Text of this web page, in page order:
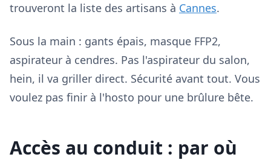
trouveront la liste des artisans à Cannes.
Sous la main : gants épais, masque FFP2,
aspirateur à cendres. Pas l'aspirateur du salon,
hein, il va griller direct. Sécurité avant tout. Vous
voulez pas finir à l'hosto pour une brûlure bête.
Accès au conduit : par où